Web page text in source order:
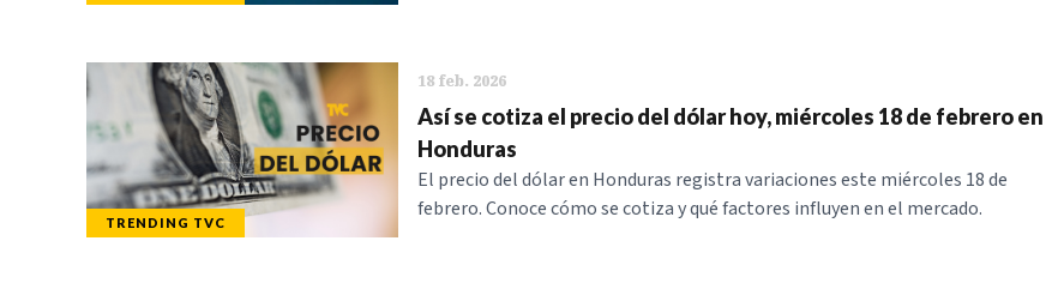
TRENDING TVC
18 feb. 2026
Así se cotiza el precio del dólar hoy, miércoles 18 de febrero en
Honduras
El precio del dólar en Honduras registra variaciones este miércoles 18 de
febrero. Conoce cómo se cotiza y qué factores influyen en el mercado.